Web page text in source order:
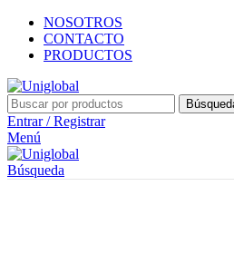
NOSOTROS
CONTACTO
PRODUCTOS
Entrar / Registrar
Menú
Búsqueda